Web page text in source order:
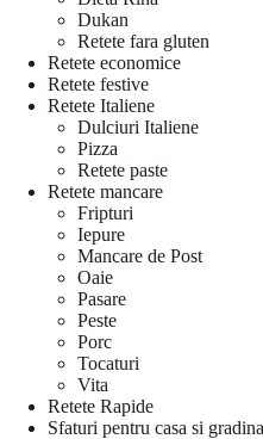
Dukan
Retete fara gluten
Retete economice
Retete festive
Retete Italiene
Dulciuri Italiene
Pizza
Retete paste
Retete mancare
Fripturi
Iepure
Mancare de Post
Oaie
Pasare
Peste
Porc
Tocaturi
Vita
Retete Rapide
Sfaturi pentru casa si gradina